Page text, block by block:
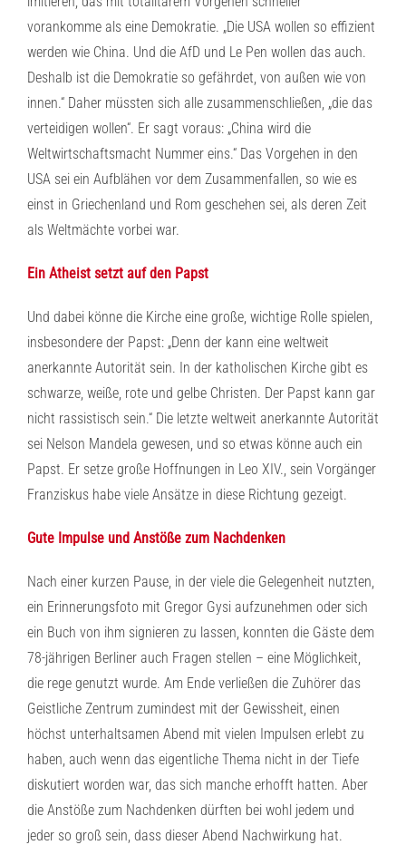
vorankomme als eine Demokratie. „Die USA wollen so effizient
werden wie China. Und die AfD und Le Pen wollen das auch.
Deshalb ist die Demokratie so gefährdet, von außen wie von
innen.“ Daher müssten sich alle zusammenschließen, „die das
verteidigen wollen“. Er sagt voraus: „China wird die
Weltwirtschaftsmacht Nummer eins.“ Das Vorgehen in den
USA sei ein Aufblähen vor dem Zusammenfallen, so wie es
einst in Griechenland und Rom geschehen sei, als deren Zeit
als Weltmächte vorbei war.
Ein Atheist setzt auf den Papst
Und dabei könne die Kirche eine große, wichtige Rolle spielen,
insbesondere der Papst: „Denn der kann eine weltweit
anerkannte Autorität sein. In der katholischen Kirche gibt es
schwarze, weiße, rote und gelbe Christen. Der Papst kann gar
nicht rassistisch sein.“ Die letzte weltweit anerkannte Autorität
sei Nelson Mandela gewesen, und so etwas könne auch ein
Papst. Er setze große Hoffnungen in Leo XIV., sein Vorgänger
Franziskus habe viele Ansätze in diese Richtung gezeigt.
Gute Impulse und Anstöße zum Nachdenken
Nach einer kurzen Pause, in der viele die Gelegenheit nutzten,
ein Erinnerungsfoto mit Gregor Gysi aufzunehmen oder sich
ein Buch von ihm signieren zu lassen, konnten die Gäste dem
78-jährigen Berliner auch Fragen stellen – eine Möglichkeit,
die rege genutzt wurde. Am Ende verließen die Zuhörer das
Geistliche Zentrum zumindest mit der Gewissheit, einen
höchst unterhaltsamen Abend mit vielen Impulsen erlebt zu
haben, auch wenn das eigentliche Thema nicht in der Tiefe
diskutiert worden war, das sich manche erhofft hatten. Aber
die Anstöße zum Nachdenken dürften bei wohl jedem und
jeder so groß sein, dass dieser Abend Nachwirkung hat.